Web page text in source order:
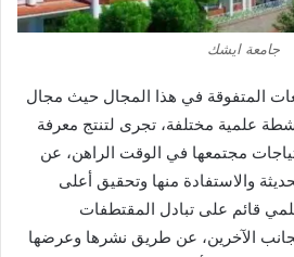
جامعة ايشك
المتفوقة في هذا المجال حيث مجال
علمية مختلفة، تجرى لتنتج معرفة
مجتمعها في الوقت الراهن، عن
والاستفادة منها وتحقيق أعلى
قائم على تبادل المقتطفات
بجانب الآخرين، عن طريق نشرها وعرضها